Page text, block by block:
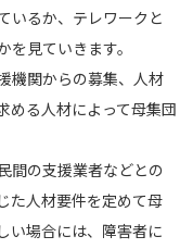
いるか、テレワークと
見ていきます。
機関からの募集、人材
める人材によって母集団
間の支援業者などとの
た人材要件を定めて母
い場合には、障害者に